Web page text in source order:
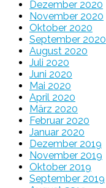
Dezember 2020
November 2020
Oktober 2020
September 2020
August 2020
Juli 2020
Juni 2020
Mai 2020
April 2020
März 2020
Februar 2020
Januar 2020
Dezember 2019
November 2019
Oktober 2019
September 2019